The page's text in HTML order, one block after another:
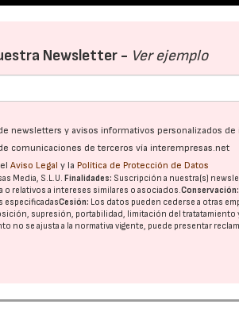
Newsletter - Ver ejemplo
newsletters y avisos informativos personalizados
comunicaciones de terceros vía interempresas.net
elAviso Legal y la Política de Protección de Datos
Media, S.L.U. Finalidades: Suscripción a nuestra(s)
o relativos a intereses similares o asociados.Conservación:
especificadasCesión: Los datos pueden cederse a otras
supresión, portabilidad, limitación del tratatamiento
no se ajusta a la normativa vigente, puede presentar